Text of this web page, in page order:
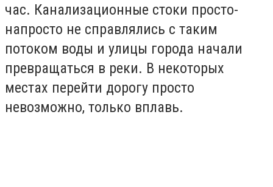
час. Канализационные стоки просто-
напросто не справлялись с таким
потоком воды и улицы города начали
превращаться в реки. В некоторых
местах перейти дорогу просто
невозможно, только вплавь.